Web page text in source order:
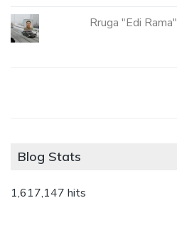
Rruga "Edi Rama"
Blog Stats
1,617,147 hits